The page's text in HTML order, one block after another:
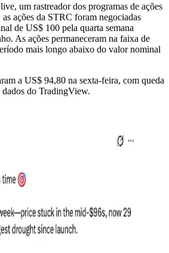
um rastreador dos programas de ações
ações da STRC foram negociadas
de US$ 100 pela quarta semana
As ações permaneceram na faixa de
mais longo abaixo do valor nominal
a US$ 94,80 na sexta-feira, com queda
dados do TradingView.